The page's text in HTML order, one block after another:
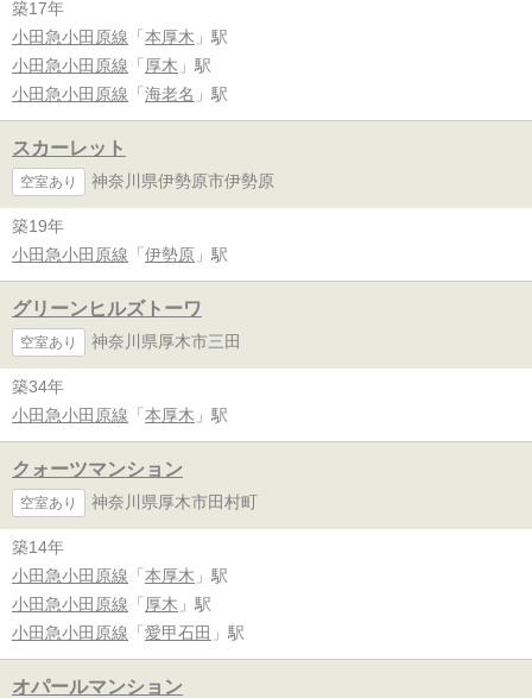
築17年
小田急小田原線 「 本厚木 」駅
小田急小田原線 「 厚木 」駅
小田急小田原線 「 海老名 」駅
スカーレット
空室あり 神奈川県伊勢原市伊勢原
築19年
小田急小田原線 「 伊勢原 」駅
グリーンヒルズトーワ
空室あり 神奈川県厚木市三田
築34年
小田急小田原線 「 本厚木 」駅
クォーツマンション
空室あり 神奈川県厚木市田村町
築14年
小田急小田原線 「 本厚木 」駅
小田急小田原線 「 厚木 」駅
小田急小田原線 「 愛甲石田 」駅
オパールマンション